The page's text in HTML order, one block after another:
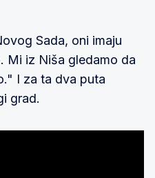
Sada, oni imaju
Mi iz Niša gledamo da
I za ta dva puta
grad.